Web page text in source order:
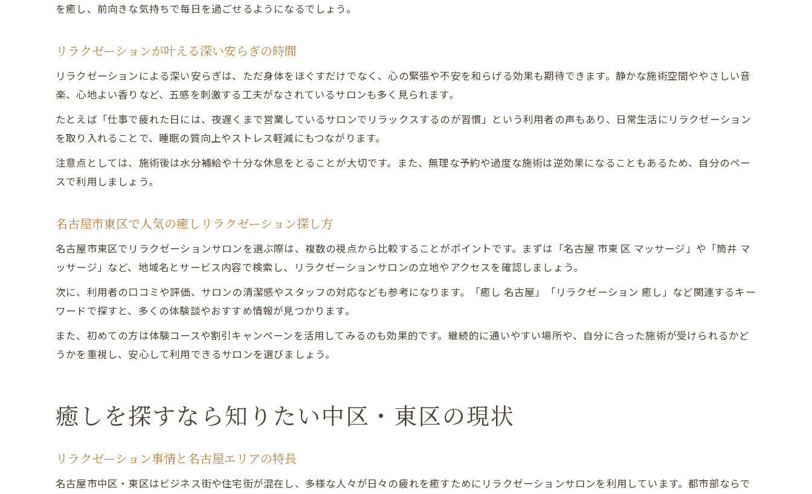
を癒し、前向きな気持ちで毎日を過ごせるようになるでしょう。
リラクゼーションが叶える深い安らぎの時間
リラクゼーションによる深い安らぎは、ただ身体をほぐすだけでなく、心の緊張や不安を和らげる効果も期待できます。静かな施術空間ややさしい音
楽、心地よい香りなど、五感を刺激する工夫がなされているサロンも多く見られます。
たとえば「仕事で疲れた日には、夜遅くまで営業しているサロンでリラックスするのが習慣」という利用者の声もあり、日常生活にリラクゼーション
を取り入れることで、睡眠の質向上やストレス軽減にもつながります。
注意点としては、施術後は水分補給や十分な休息をとることが大切です。また、無理な予約や過度な施術は逆効果になることもあるため、自分のペー
スで利用しましょう。
名古屋市東区で人気の癒しリラクゼーション探し方
名古屋市東区でリラクゼーションサロンを選ぶ際は、複数の視点から比較することがポイントです。まずは「名古屋 市東 区 マッサージ」や「筒井 マ
ッサージ」など、地域名とサービス内容で検索し、リラクゼーションサロンの立地やアクセスを確認しましょう。
次に、利用者の口コミや評価、サロンの清潔感やスタッフの対応なども参考になります。「癒し 名古屋」「リラクゼーション 癒し」など関連するキー
ワードで探すと、多くの体験談やおすすめ情報が見つかります。
また、初めての方は体験コースや割引キャンペーンを活用してみるのも効果的です。継続的に通いやすい場所や、自分に合った施術が受けられるかど
うかを重視し、安心して利用できるサロンを選びましょう。
癒しを探すなら知りたい中区・東区の現状
リラクゼーション事情と名古屋エリアの特長
名古屋市中区・東区はビジネス街や住宅街が混在し、多様な人々が日々の疲れを癒すためにリラクゼーションサロンを利用しています。都市部ならで